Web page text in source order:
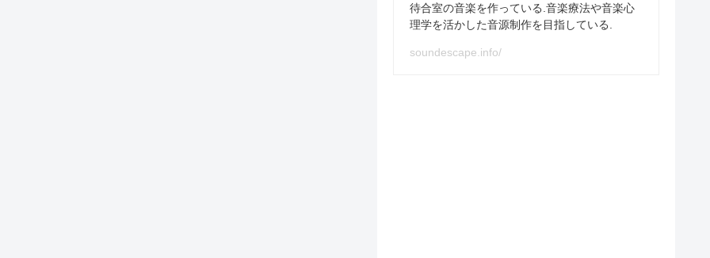
待合室の音楽を作っている.音楽療法や音楽心
理学を活かした音源制作を目指している.
soundescape.info/